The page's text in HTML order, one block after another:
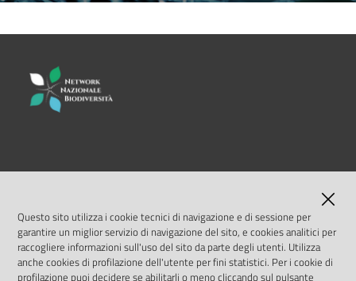
LINK UTILI
MASE
ISPRA
Questo sito utilizza i cookie tecnici di navigazione e di sessione per
garantire un miglior servizio di navigazione del sito, e cookies analitici per
raccogliere informazioni sull'uso del sito da parte degli utenti. Utilizza
anche cookies di profilazione dell'utente per fini statistici. Per i cookie di
profilazione puoi decidere se abilitarli o meno cliccando sul pulsante